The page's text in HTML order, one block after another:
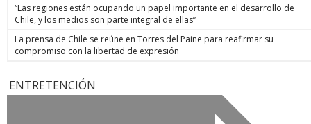
“Las regiones están ocupando un papel importante en el desarrollo de
Chile, y los medios son parte integral de ellas”
La prensa de Chile se reúne en Torres del Paine para reafirmar su
compromiso con la libertad de expresión
ENTRETENCIÓN